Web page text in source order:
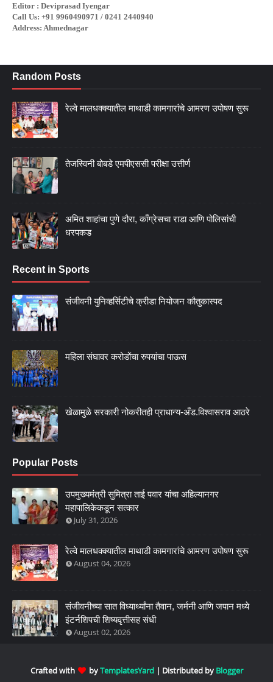
Editor : Deviprasad Iyengar
Call Us: +91 9960490971 / 0241 2440940
Address: Ahmednagar
Random Posts
रेल्वे मालधक्क्यातील माथाडी कामगारांचे आमरण उपोषण सुरू
तेजस्विनी बोबडे एमपीएससी परीक्षा उत्तीर्ण
अमित शाहांचा पुणे दौरा, काँग्रेसचा राडा आणि पोलिसांची
धरपकड
Recent in Sports
संजीवनी युनिव्हर्सिटीचे क्रीडा नियोजन कौतुकास्पद
महिला संघावर करोडोंचा रुपयांचा पाऊस
खेळामुळे सरकारी नोकरीतही प्राधान्य-अँड.विश्वासराव आठरे
Popular Posts
उपमुख्यमंत्री सुमित्रा ताई पवार यांचा अहिल्यानगर
महापालिकेकडून सत्कार
July 31, 2026
रेल्वे मालधक्क्यातील माथाडी कामगारांचे आमरण उपोषण सुरू
August 04, 2026
संजीवनीच्या सात विध्यार्थ्यांना तैवान, जर्मनी आणि जपान मध्ये
इंटर्नशिपची शिष्यवृत्तीसह संधी
August 02, 2026
Crafted with byTemplatesYard| Distributed by Blogger